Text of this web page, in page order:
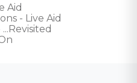
Aid
- Live Aid